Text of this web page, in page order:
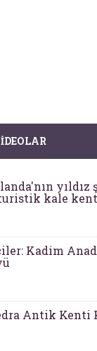
kale
Kadim
Antik Kenti